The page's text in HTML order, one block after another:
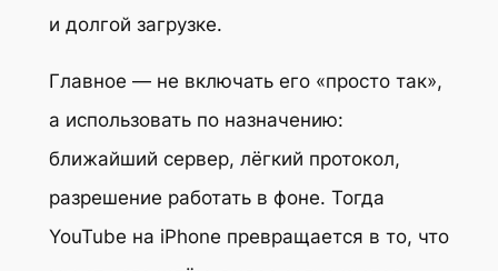
и долгой загрузке.
Главное — не включать его «просто так»,
а использовать по назначению:
ближайший сервер, лёгкий протокол,
разрешение работать в фоне. Тогда
YouTube на iPhone превращается в то, что